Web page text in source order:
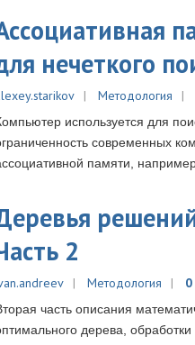
нечеткого
Методология
используется для
современных
памяти,
2
Методология
часть описания
дерева,